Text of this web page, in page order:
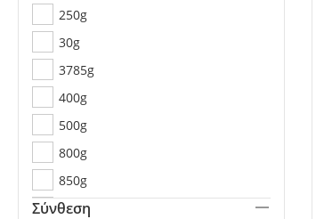
250g
30g
3785g
400g
500g
800g
850g
236ml
Σύνθεση